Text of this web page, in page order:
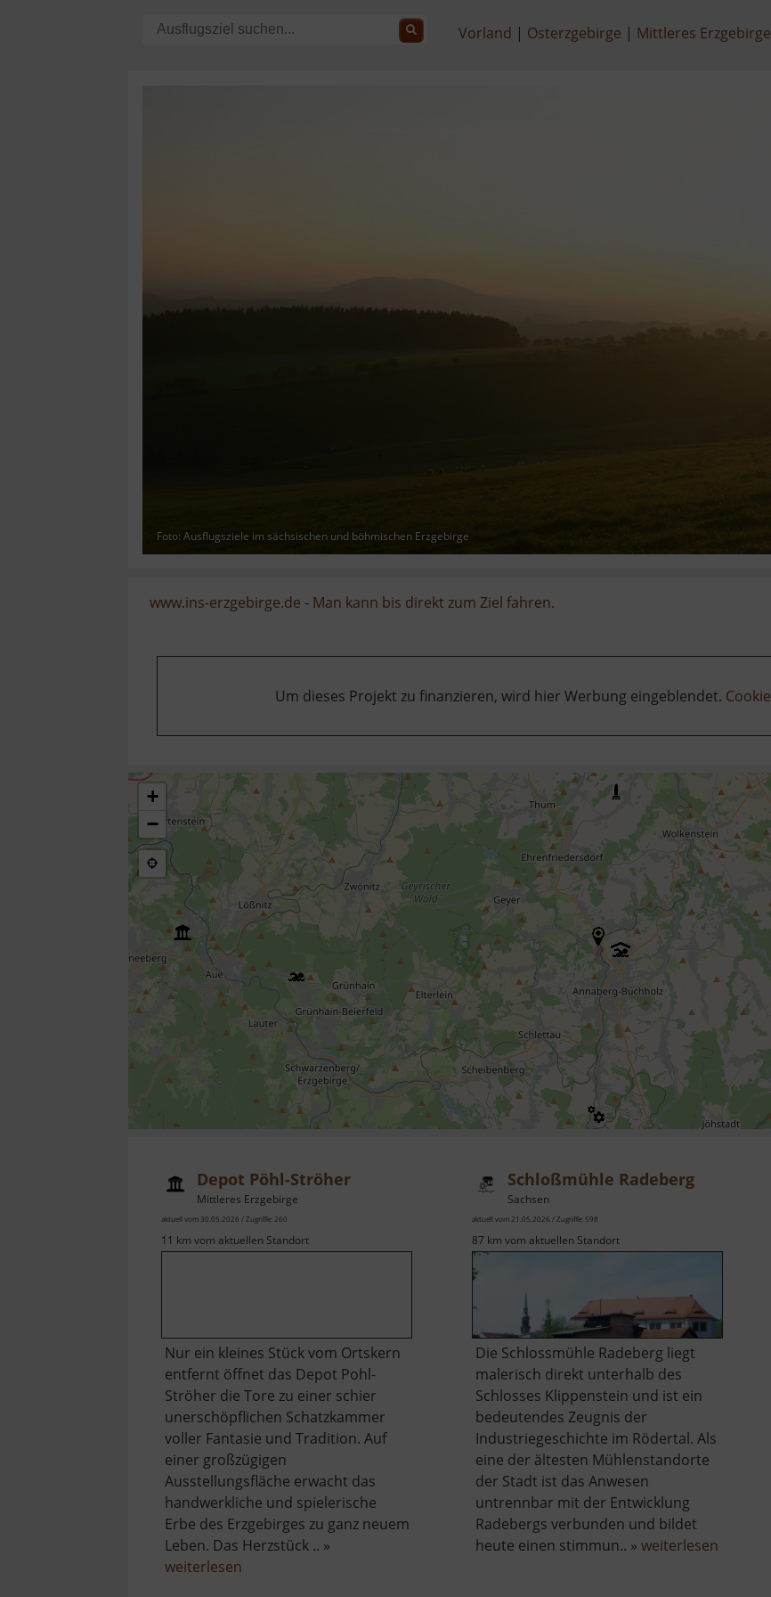
Vorland Osterzgebirge Mittleres Erzgebirge
Foto: Ausflugsziele im sächsischen und böhmischen Erzgebirge
www.ins-erzgebirge.de - Man kann bis direkt zum Ziel fahren.
Um dieses Projekt zu finanzieren, wird hier Werbung eingeblendet.
+
−
Depot Pöhl-Ströher
Mittleres Erzgebirge
aktuell vom 30.05.2026 / Zugriffe: 260
11 km vom aktuellen Standort
Nur ein kleines Stück vom Ortskern
entfernt öffnet das Depot Pohl-
Ströher die Tore zu einer schier
unerschöpflichen Schatzkammer
voller Fantasie und Tradition. Auf
einer großzügigen
Ausstellungsfläche erwacht das
handwerkliche und spielerische
Erbe des Erzgebirges zu ganz neuem
Leben. Das Herzstück .. »
weiterlesen
Schloßmühle Radeberg
Sachsen
aktuell vom 21.05.2026 / Zugriffe: 598
87 km vom aktuellen Standort
Die Schlossmühle Radeberg liegt
malerisch direkt unterhalb des
Schlosses Klippenstein und ist ein
bedeutendes Zeugnis der
Industriegeschichte im Rödertal. Als
eine der ältesten Mühlenstandorte
der Stadt ist das Anwesen
untrennbar mit der Entwicklung
Radebergs verbunden und bildet
heute einen stimmun.. »weiterlesen